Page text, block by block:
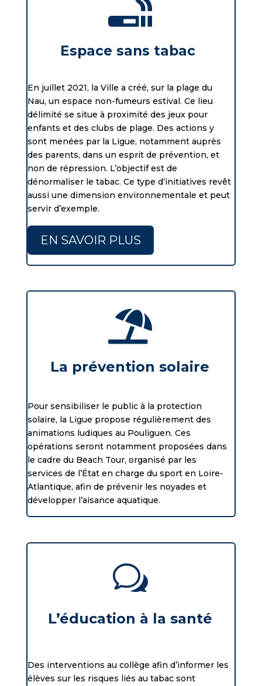

Espace sans tabac
En juillet 2021, la Ville a créé, sur la plage du
Nau, un espace non-fumeurs estival. Ce lieu
délimité se situe à proximité des jeux pour
enfants et des clubs de plage. Des actions y
sont menées par la Ligue, notamment auprès
des parents, dans un esprit de prévention, et
non de répression. L’objectif est de
dénormaliser le tabac. Ce type d’initiatives revêt
aussi une dimension environnementale et peut
servir d’exemple.
EN SAVOIR PLUS

La prévention solaire
Pour sensibiliser le public à la protection
solaire, la Ligue propose régulièrement des
animations ludiques au Pouliguen. Ces
opérations seront notamment proposées dans
le cadre du Beach Tour, organisé par les
services de l’État en charge du sport en Loire-
Atlantique, afin de prévenir les noyades et
développer l’aisance aquatique.
w
L’éducation à la santé
Des interventions au collège afin d’informer les
élèves sur les risques liés au tabac sont